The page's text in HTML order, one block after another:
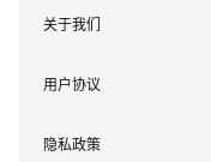
关于我们
用户协议
隐私政策